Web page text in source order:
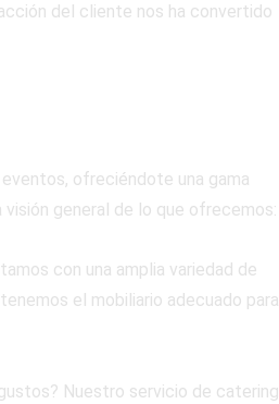
del cliente nos ha convertido
ofreciéndote una gama
general de lo que ofrecemos:
con una amplia variedad de
el mobiliario adecuado para
Nuestro servicio de catering